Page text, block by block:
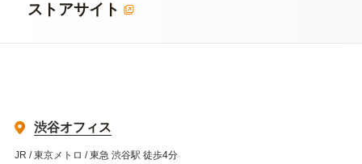
ストアサイト
渋谷オフィス
JR / 東京メトロ / 東急 渋谷駅 徒歩4分